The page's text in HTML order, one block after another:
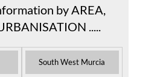
by AREA,
.....
South West Murcia